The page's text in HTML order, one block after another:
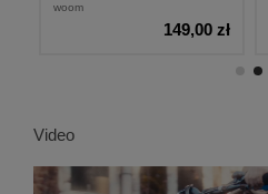
woom
149,00 zł
Video